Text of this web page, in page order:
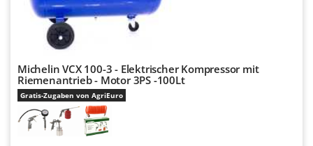
Sirman
Skil
Smartwood
Smeg
Snapper
Solidur
Spice Electronics
Michelin VCX 100-3 - Elektrischer Kompressor mit
Riemenantrieb - Motor 3PS -100Lt
Gratis-Zugaben von AgriEuro